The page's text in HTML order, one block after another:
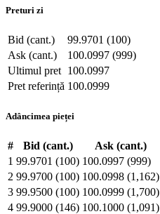
Preturi zi
Bid (cant.)
99.9701 (100)
Ask (cant.)
100.0997 (999)
Ultimul pret 100.0997
Pret referință 100.0999
Adâncimea pieței
# Bid (cant.)
Ask (cant.)
1 99.9701 (100) 100.0997 (999)
2 99.9700 (100) 100.0998 (1,162)
3 99.9500 (100) 100.0999 (1,700)
4 99.9000 (146) 100.1000 (1,091)